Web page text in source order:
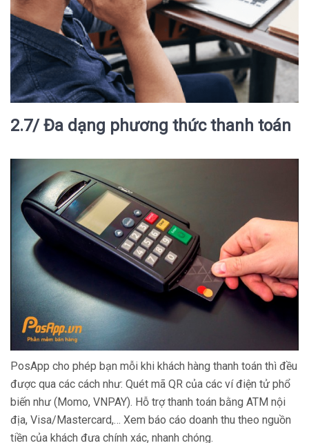
2.7/ Đa dạng phương thức thanh toán
PosApp cho phép bạn mỗi khi khách hàng thanh toán thì đều
được qua các cách như: Quét mã QR của các ví điện tử phổ
biến như (Momo, VNPAY). Hỗ trợ thanh toán bằng ATM nội
địa, Visa/Mastercard,… Xem báo cáo doanh thu theo nguồn
tiền của khách đưa chính xác, nhanh chóng.